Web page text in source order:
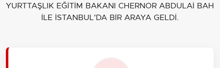
YURTTAŞLIK EĞİTİM BAKANI CHERNOR ABDULAİ BAH
İLE İSTANBUL’DA BİR ARAYA GELDİ.